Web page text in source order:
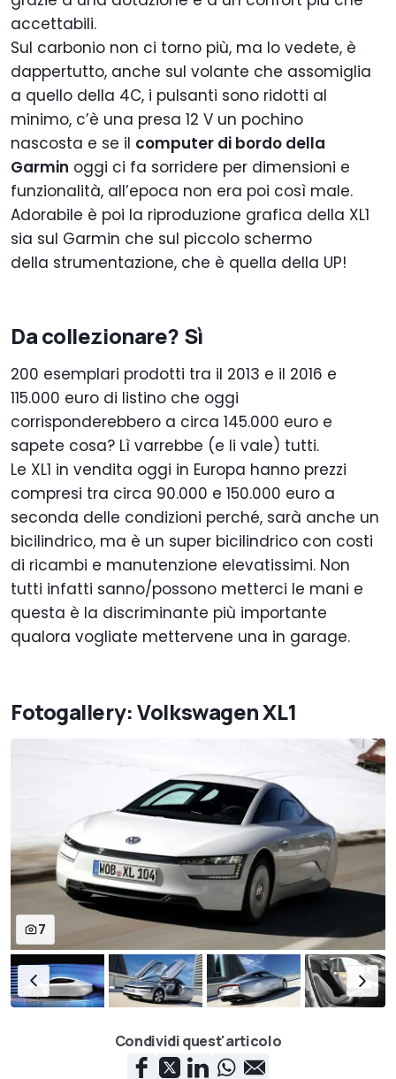
accettabili.
Sul carbonio non ci torno più, ma lo vedete, è
dappertutto, anche sul volante che assomiglia
a quello della 4C, i pulsanti sono ridotti al
minimo, c’è una presa 12 V un pochino
nascosta e se il computer di bordo della
Garmin oggi ci fa sorridere per dimensioni e
funzionalità, all’epoca non era poi così male.
Adorabile è poi la riproduzione grafica della XL1
sia sul Garmin che sul piccolo schermo
della strumentazione, che è quella della UP!
Da collezionare? Sì
200 esemplari prodotti tra il 2013 e il 2016 e
115.000 euro di listino che oggi
corrisponderebbero a circa 145.000 euro e
sapete cosa? Lì varrebbe (e li vale) tutti.
Le XL1 in vendita oggi in Europa hanno prezzi
compresi tra circa 90.000 e 150.000 euro a
seconda delle condizioni perché, sarà anche un
bicilindrico, ma è un super bicilindrico con costi
di ricambi e manutenzione elevatissimi. Non
tutti infatti sanno/possono metterci le mani e
questa è la discriminante più importante
qualora vogliate mettervene una in garage.
Fotogallery: Volkswagen XL1
7
Condividi quest'articolo